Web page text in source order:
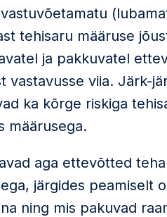
tehisaru määruse
ja pakkuvatel
vastavusse viia. Järk-
ka kõrge riskiga
määrusega.
aga ettevõtted
järgides peamiselt
ning mis pakuvad